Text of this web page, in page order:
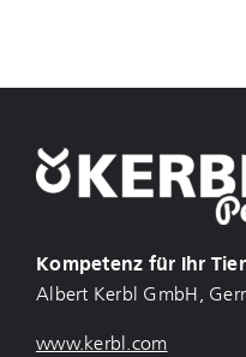
Kompetenz für Ihr
Albert Kerbl GmbH,
www.kerbl.com